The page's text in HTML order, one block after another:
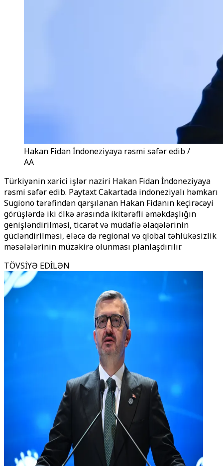
Hakan Fidan İndoneziyaya rəsmi səfər edib /
AA
Türkiyənin xarici işlər naziri Hakan Fidan İndoneziyaya
rəsmi səfər edib. Paytaxt Cakartada indoneziyalı həmkarı
Sugiono tərəfindən qarşılanan Hakan Fidanın keçirəcəyi
görüşlərdə iki ölkə arasında ikitərəfli əməkdaşlığın
genişləndirilməsi, ticarət və müdafiə əlaqələrinin
gücləndirilməsi, eləcə də regional və qlobal təhlükəsizlik
məsələlərinin müzakirə olunması planlaşdırılır.
TÖVSİYƏ EDİLƏN